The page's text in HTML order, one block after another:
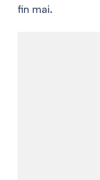
fin mai.